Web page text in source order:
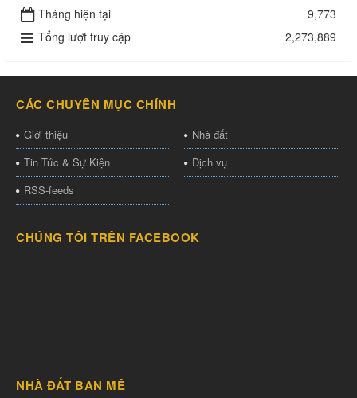
Tháng hiện tại
9,773
Tổng lượt truy cập
2,273,889
CÁC CHUYÊN MỤC CHÍNH
Giới thiệu
Nhà đất
Tin Tức & Sự Kiện
Dịch vụ
RSS-feeds
CHÚNG TÔI TRÊN FACEBOOK
NHÀ ĐẤT BAN MÊ